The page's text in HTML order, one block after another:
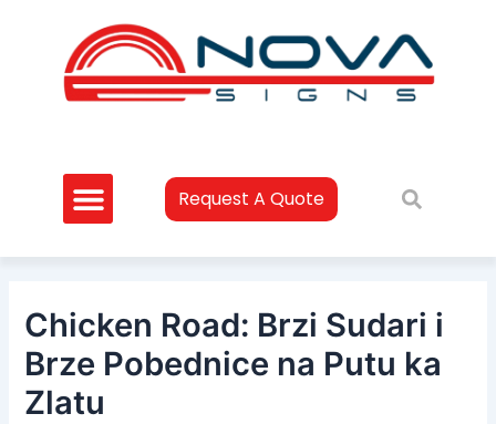
Request A Quote
Chicken Road: Brzi Sudari i
Brze Pobednice na Putu ka
Zlatu
navigation